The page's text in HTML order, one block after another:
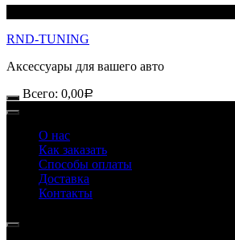
RND-TUNING
Аксессуары для вашего авто
Всего: 0,00Р
О нас
Как заказать
Способы оплаты
Доставка
Контакты